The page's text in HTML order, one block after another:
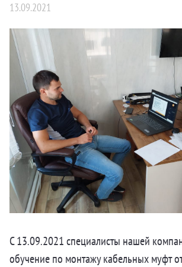
13.09.2021
С 13.09.2021 специалисты нашей
обучение по монтажу кабельных муфт